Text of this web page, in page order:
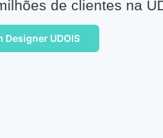
de clientes na
Designer UDOIS